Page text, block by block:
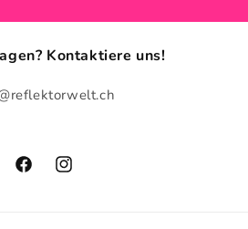
Kontaktiere uns!
FacebookInstagram